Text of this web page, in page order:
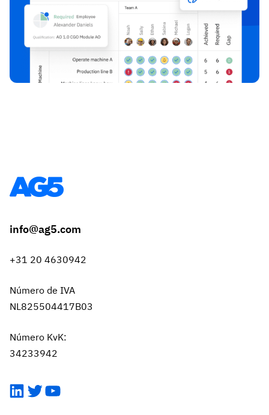
info@ag5.com
+31 20 4630942
Número de IVA
NL825504417B03
Número KvK:
34233942
LinkedIn
TwitterYouTube